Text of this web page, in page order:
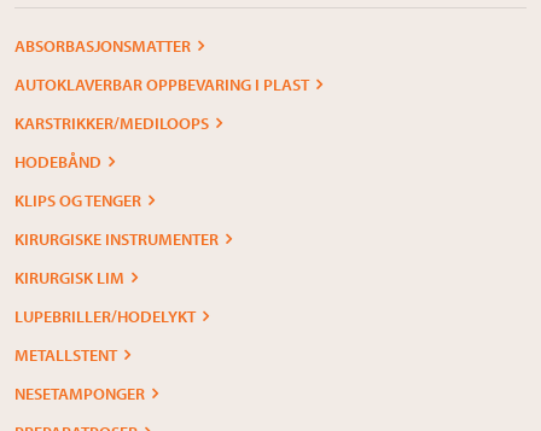
ABSORBASJONSMATTER
AUTOKLAVERBAR OPPBEVARING I PLAST
KARSTRIKKER/MEDILOOPS
HODEBÅND
KLIPS OG TENGER
KIRURGISKE INSTRUMENTER
KIRURGISK LIM
LUPEBRILLER/HODELYKT
METALLSTENT
NESETAMPONGER